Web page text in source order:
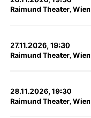
Raimund Theater, Wien
27.11.2026, 19:30
Raimund Theater, Wien
28.11.2026, 19:30
Raimund Theater, Wien